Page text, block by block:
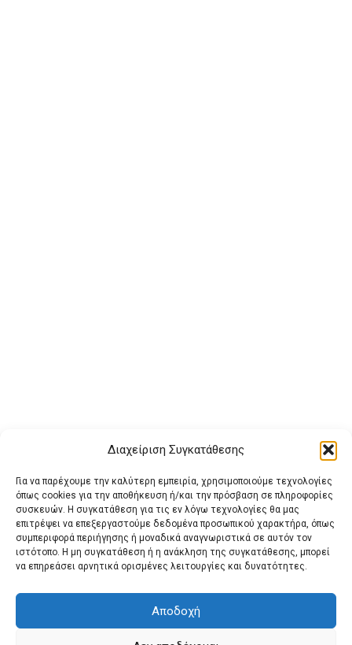
Διαχείριση Συγκατάθεσης
Για να παρέχουμε την καλύτερη εμπειρία, χρησιμοποιούμε τεχνολογίες
όπως cookies για την αποθήκευση ή/και την πρόσβαση σε πληροφορίες
συσκευών. Η συγκατάθεση για τις εν λόγω τεχνολογίες θα μας
επιτρέψει να επεξεργαστούμε δεδομένα προσωπικού χαρακτήρα, όπως
συμπεριφορά περιήγησης ή μοναδικά αναγνωριστικά σε αυτόν τον
ιστότοπο. Η μη συγκατάθεση ή η ανάκληση της συγκατάθεσης, μπορεί
να επηρεάσει αρνητικά ορισμένες λειτουργίες και δυνατότητες.
Αποδοχή
Buy Adspace ΑΡΧΙΚΗ ΕΠΙΚΟΙΝΩΝΙΑ
ΟΡΟΙ ΧΡΗΣΗΣ